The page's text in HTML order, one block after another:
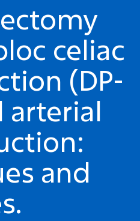
celiac
(DP-
arterial
and